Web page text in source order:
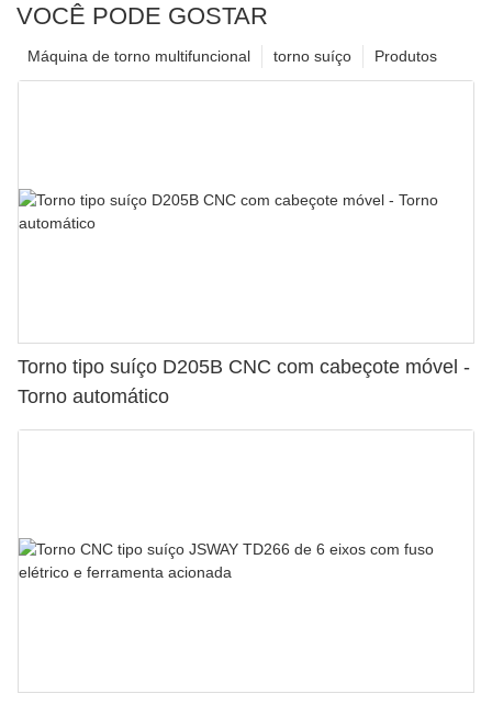
VOCÊ PODE GOSTAR
Produtos
torno suíço
Máquina de torno multifuncional
Torno tipo suíço D205B CNC com cabeçote móvel -
Torno automático